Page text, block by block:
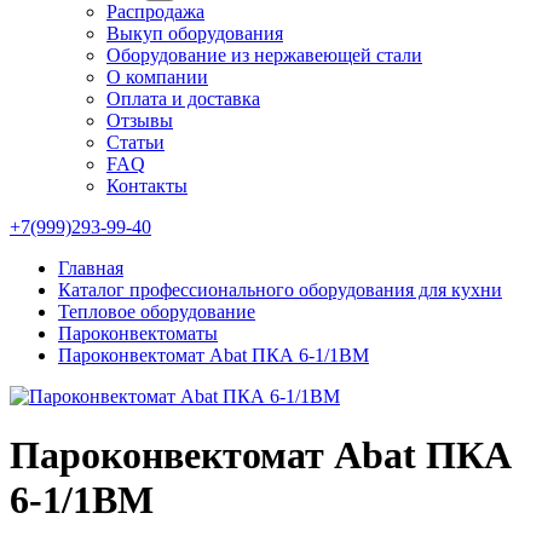
Распродажа
Выкуп оборудования
Оборудование из нержавеющей стали
О компании
Оплата и доставка
Отзывы
Статьи
FAQ
Контакты
+7(999)293-99-40
Главная
Каталог профессионального оборудования для кухни
Тепловое оборудование
Пароконвектоматы
Пароконвектомат Abat ПКА 6-1/1ВМ
Пароконвектомат Abat ПКА
6-1/1ВМ